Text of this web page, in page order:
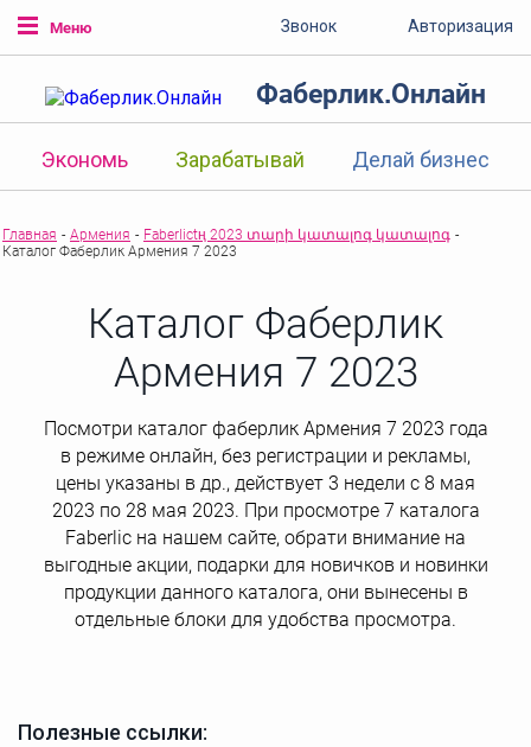
Меню Звонок Авторизация
Фаберлик.Онлайн
Экономь Зарабатывай Делай бизнес
Главная - Армения - Faberlictң 2023 տարի կատալոգ կատալոգ -
Каталог Фаберлик Армения 7 2023
Каталог Фаберлик
Армения 7 2023
Посмотри каталог фаберлик Армения 7 2023 года
в режиме онлайн, без регистрации и рекламы,
цены указаны в др., действует 3 недели с 8 мая
2023 по 28 мая 2023. При просмотре 7 каталога
Faberlic на нашем сайте, обрати внимание на
выгодные акции, подарки для новичков и новинки
продукции данного каталога, они вынесены в
отдельные блоки для удобства просмотра.
Полезные ссылки: